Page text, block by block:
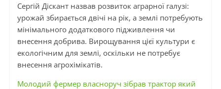
Сергій Діскант назвав розвиток аграрної галузі:
урожай збирається двічі на рік, а землі потребують
мінімального додаткового підживлення чи
внесення добрива. Вирощування цієї культури є
екологічним для землі, оскільки не потребує
внесення агрохімікатів.
Молодий фермер власноруч зібрав трактор який